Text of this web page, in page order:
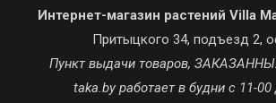
Интернет-магазин растений Villa
Притыцкого 34, подъезд 2,
Пункт выдачи товаров,
taka.by работает в будни с 11-00